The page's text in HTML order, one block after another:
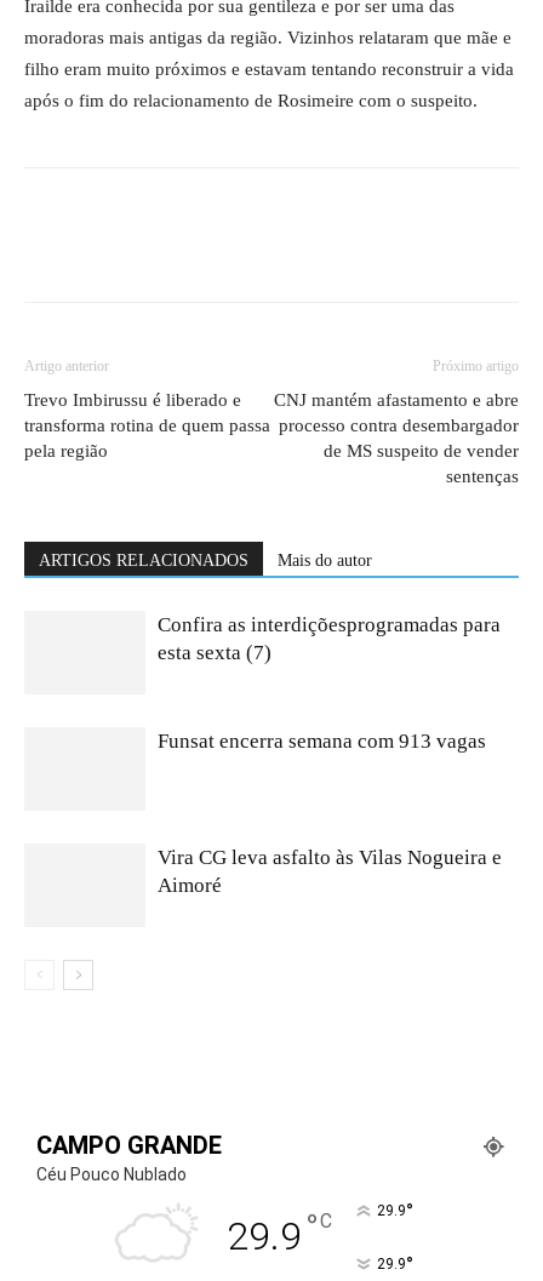
Irailde era conhecida por sua gentileza e por ser uma das
moradoras mais antigas da região. Vizinhos relataram que mãe e
filho eram muito próximos e estavam tentando reconstruir a vida
após o fim do relacionamento de Rosimeire com o suspeito.
Artigo anterior
Trevo Imbirussu é liberado e
transforma rotina de quem passa
pela região
Próximo artigo
CNJ mantém afastamento e abre
processo contra desembargador
de MS suspeito de vender
sentenças
ARTIGOS RELACIONADOS Mais do autor
Confira as interdiçõesprogramadas para
esta sexta (7)
Funsat encerra semana com 913 vagas
Vira CG leva asfalto às Vilas Nogueira e
Aimoré
CAMPO GRANDE
Céu Pouco Nublado
29.9 °C 29.9°
29.9°